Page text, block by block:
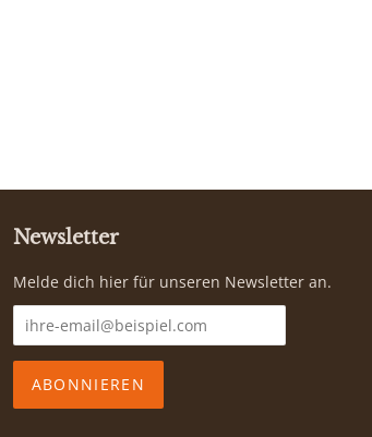
Newsletter
Melde dich hier für unseren Newsletter an.